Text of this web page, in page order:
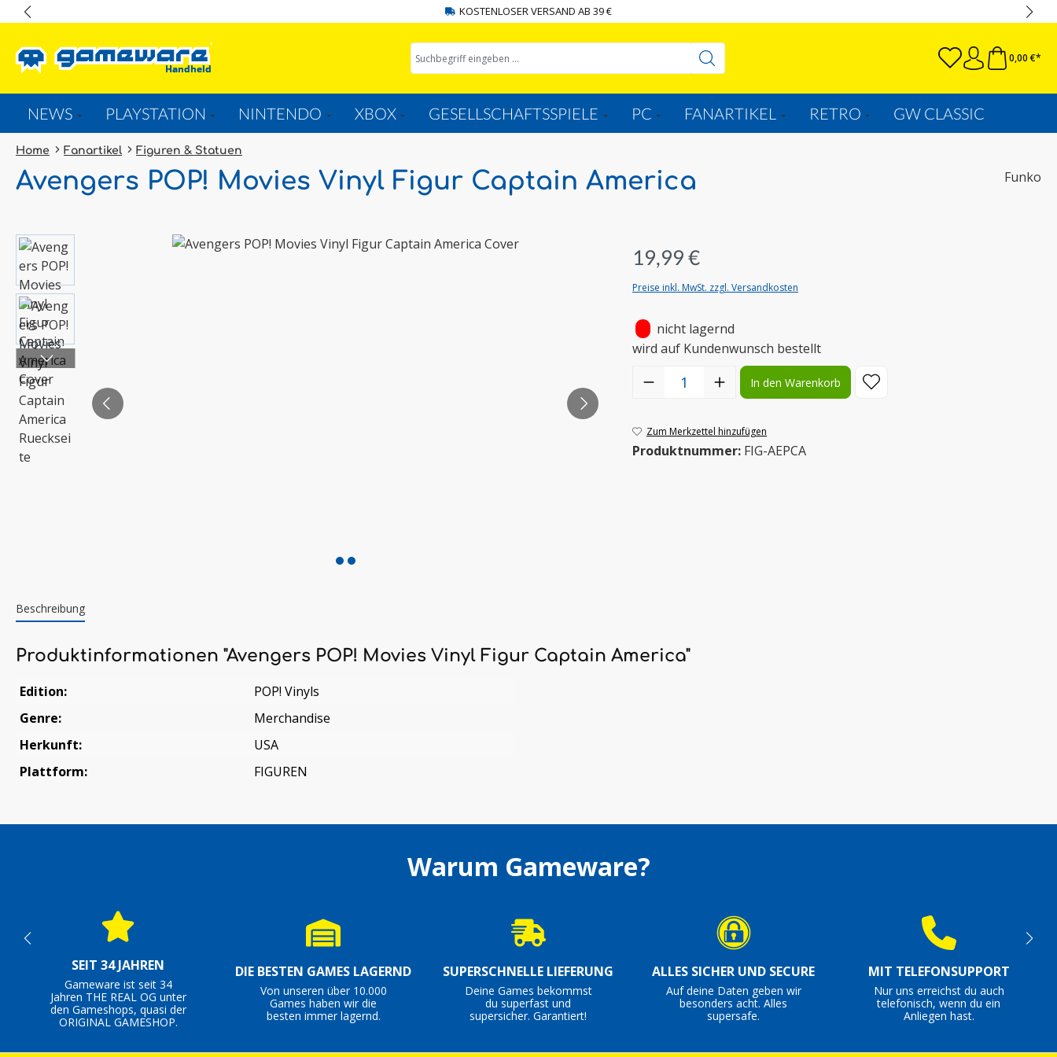
KOSTENLOSER VERSAND AB 39 €
0,00 €*
NEWS PLAYSTATION NINTENDO XBOX GESELLSCHAFTSSPIELE PC FANARTIKEL RETRO GW CLASSIC
Home Fanartikel Figuren & Statuen
Avengers POP! Movies Vinyl Figur Captain America Funko
Bildergalerie überspringen
19,99 €
Preise inkl. MwSt. zzgl. Versandkosten
nicht lagernd
wird auf Kundenwunsch bestellt
Produkt Anzahl: Gib den gewünschten Wert ein oder benutze die
In den Warenkorb
Zum Merkzettel hinzufügen
Produktnummer: FIG-AEPCA
Beschreibung
Produktinformationen "Avengers POP! Movies Vinyl Figur Captain America"
Edition:
POP! Vinyls
Genre:
Merchandise
Herkunft:
USA
Plattform:
FIGUREN
Warum Gameware?
SEIT 34 JAHREN
Gameware ist seit 34
Jahren THE REAL OG unter
den Gameshops, quasi der
ORIGINAL GAMESHOP.
DIE BESTEN GAMES LAGERND
Von unseren über 10.000
Games haben wir die
besten immer lagernd.
SUPERSCHNELLE LIEFERUNG
Deine Games bekommst
du superfast und
supersicher. Garantiert!
ALLES SICHER UND SECURE
Auf deine Daten geben wir
besonders acht. Alles
supersafe.
MIT TELEFONSUPPORT
Nur uns erreichst du auch
telefonisch, wenn du ein
Anliegen hast.